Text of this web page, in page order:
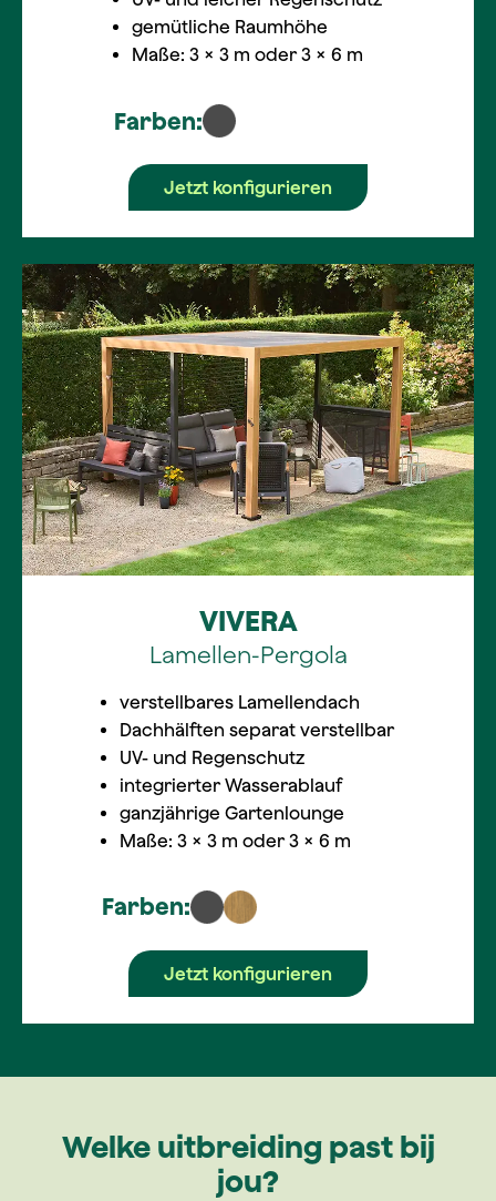
gemütliche Raumhöhe
Maße: 3 × 3 m oder 3 × 6 m
Farben:
Jetzt konfigurieren
VIVERA
Lamellen-Pergola
verstellbares Lamellendach
Dachhälften separat verstellbar
UV- und Regenschutz
integrierter Wasserablauf
ganzjährige Gartenlounge
Maße: 3 × 3 m oder 3 × 6 m
Farben:
Jetzt konfigurieren
Welke uitbreiding past bij
jou?